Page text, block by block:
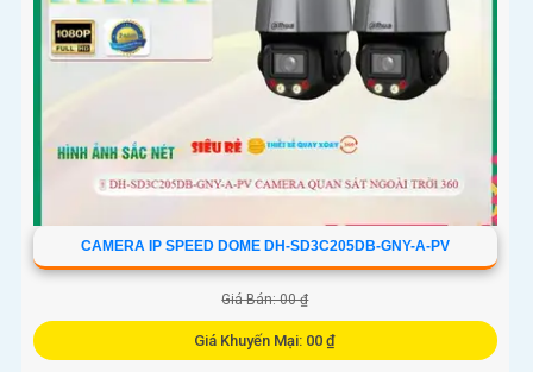
CAMERA IP SPEED DOME DH-SD3C205DB-GNY-A-PV
Giá Bán: 00 ₫
Giá Khuyến Mại: 00 ₫